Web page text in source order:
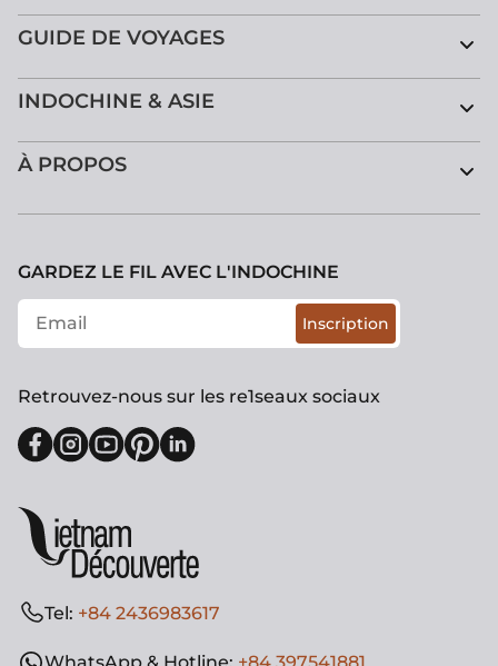
GUIDE DE VOYAGES
INDOCHINE & ASIE
À PROPOS
Tel: +84 2436983617
GARDEZ LE FIL AVEC L'INDOCHINE
Inscription
Retrouvez-nous sur les re1seaux sociaux